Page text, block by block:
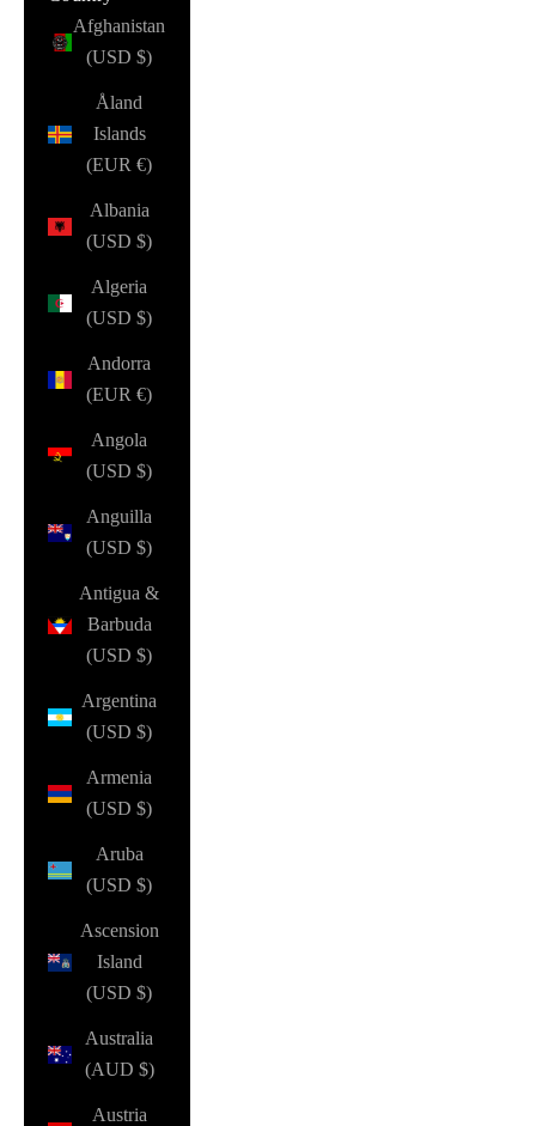
Afghanistan
(USD $)
Åland
Islands
(EUR €)
Albania
(USD $)
Algeria
(USD $)
Andorra
(EUR €)
Angola
(USD $)
Anguilla
(USD $)
Antigua &
Barbuda
(USD $)
Argentina
(USD $)
Armenia
(USD $)
Aruba
(USD $)
Ascension
Island
(USD $)
Australia
(AUD $)
Austria